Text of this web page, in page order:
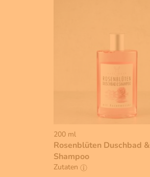
200 ml
Rosenblüten Duschbad &
Shampoo
Zutaten